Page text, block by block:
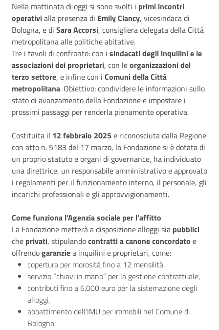
Nella mattinata di oggi si sono svolti i primi incontri
operativialla presenza di Emily Clancy, vicesindaca di
Bologna, e di Sara Accorsi, consigliera delegata della Città
metropolitana alle politiche abitative.
Tre i tavoli di confronto: con i sindacati degli inquilini e le
associazioni dei proprietari, con leorganizzazioni del
terzo settore, e infine con i Comuni della Città
metropolitana. Obiettivo: condividere le informazioni sullo
stato di avanzamento della Fondazione e impostare i
prossimi passaggi per renderla pienamente operativa.
Costituita il 12 febbraio 2025 e riconosciuta dalla Regione
con atto n. 5183 del 17 marzo, la Fondazione si è dotata di
un proprio statuto e organi di governance, ha individuato
una direttrice, un responsabile amministrativo e approvato
i regolamenti per il funzionamento interno, il personale, gli
incarichi professionali e gli approvvigionamenti.
Come funziona l’Agenzia sociale per l’affitto
La Fondazione metterà a disposizione alloggi sia pubblici
che privati, stipulandocontratti a canone concordato e
offrendogaranziea inquilini e proprietari, come:
copertura per morosità fino a 12 mensilità,
servizio “chiavi in mano” per la gestione contrattuale,
contributi fino a 6.000 euro per la sistemazione degli
alloggi,
abbattimento dell’IMU per immobili nel Comune di
Bologna.